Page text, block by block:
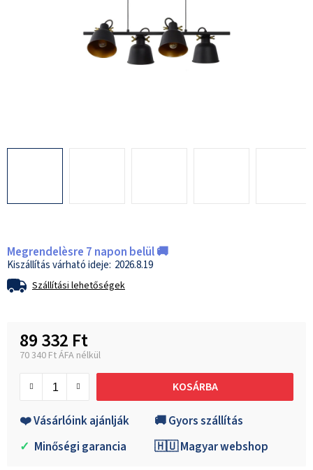
Megrendelèsre 7 napon belül 🚚
2026.8.19
Szállítási lehetőségek
89 332 Ft
70 340 Ft ÁFA nélkül
KOSÁRBA
❤️ Vásárlóink ajánlják
🚚 Gyors szállítás
✓ Minőségi garancia 🇭🇺 Magyar webshop